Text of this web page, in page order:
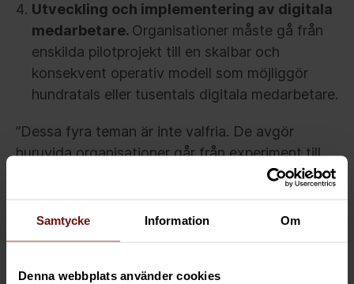
Samtycke Information Om
Denna webbplats använder cookies
Utveckling och implementering av digitala
medarbetare. Organisationer måste gå från
enskilda pilotprojekt till en skalbar och
konsekvent operativ modell som möjliggör
hundratals eller tusentals digitala medarbetare.
”Dessa fyra teman är inte valfria. De avgör
huruvida organisationer går från experiment till
verklig, skalbar transformation”, säger Juho
Vad innebär det här för oss
människor?